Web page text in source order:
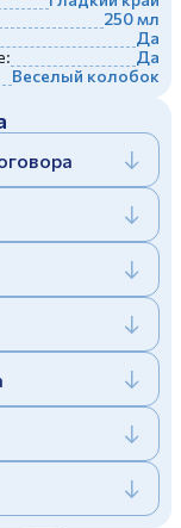
250 мл
Да
Да
Веселый колобок